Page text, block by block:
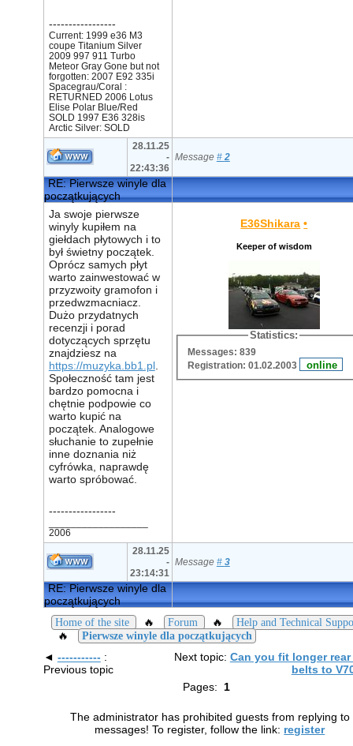
-----------------
Current: 1999 e36 M3
coupe Titanium Silver
2009 997 911 Turbo
Meteor Gray Gone but not
forgotten: 2007 E92 335i
Spacegrau/Coral :
RETURNED 2006 Lotus
Elise Polar Blue/Red
SOLD 1997 E36 328is
Arctic Silver: SOLD
28.11.25
-
22:43:36
Message # 2
RE: Pierwsze winyle dla
początkujących
Ja swoje pierwsze
winyly kupiłem na
giełdach płytowych i to
był świetny początek.
Oprócz samych płyt
warto zainwestować w
przyzwoity gramofon i
przedwzmacniacz.
Dużo przydatnych
recenzji i porad
dotyczących sprzętu
znajdziesz na
https://muzyka.bb1.pl.
Społeczność tam jest
bardzo pomocna i
chętnie podpowie co
warto kupić na
początek. Analogowe
słuchanie to zupełnie
inne doznania niż
cyfrówka, naprawdę
warto spróbować.
-----------------
2006
E36Shikara •
Keeper of wisdom
Statistics:
Messages: 839
Registration: 01.02.2003
28.11.25
-
23:14:31
Message # 3
RE: Pierwsze winyle dla
początkujących
Home of the site 🔥 Forum 🔥 Help and Technical
🔥 Pierwsze winyle dla początkujących
◄ ----------- :
Previous topic
Next topic: Can you fit longer rear
belts to
Pages:1
The administrator has prohibited guests from replying to
messages! To register, follow the link: register